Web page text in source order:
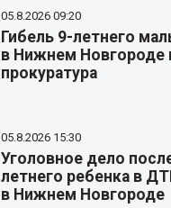
05.8.2026 09:20
Гибель 9-летнего
в Нижнем Новгороде
прокуратура
05.8.2026 15:30
Уголовное дело
летнего ребенка в
в Нижнем Новгороде